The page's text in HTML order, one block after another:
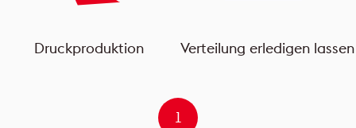
Druckproduktion Verteilung erledigen lassen
1